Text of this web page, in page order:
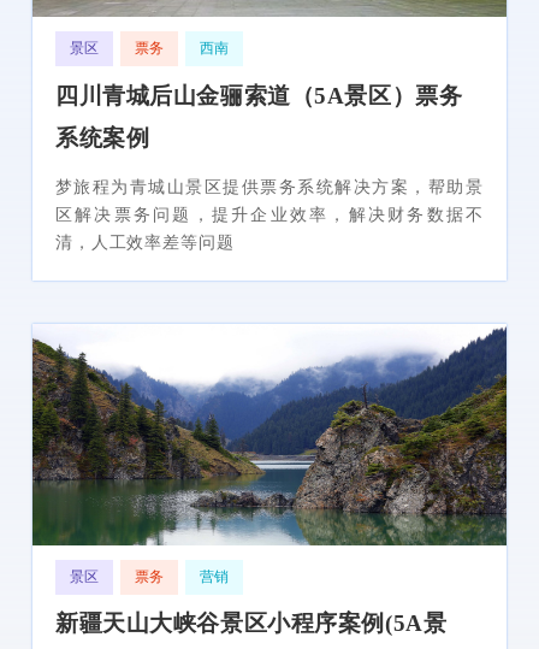
景区 票务 西南
四川青城后山金骊索道（5A景区）票务
系统案例
梦旅程为青城山景区提供票务系统解决方案，帮助景
区解决票务问题，提升企业效率，解决财务数据不
清，人工效率差等问题
景区 票务 营销
新疆天山大峡谷景区小程序案例(5A景